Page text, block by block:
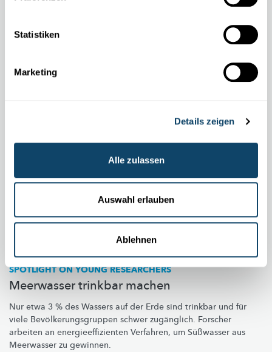
Statistiken
Marketing
Details zeigen
Alle zulassen
Auswahl erlauben
Ablehnen
Klimawandels vorhersagen
Stan Schymanski und sein Team untersuchen die Auswirkungen
des Klimawandels auf unsere
Hier spielt die
LIST
SPOTLIGHT ON YOUNG RESEARCHERS
Meerwasser trinkbar machen
Nur etwa 3 % des Wassers auf der Erde sind trinkbar und für
viele Bevölkerungsgruppen schwer zugänglich. Forscher
arbeiten an energieeffizienten Verfahren, um Süßwasser aus
Meerwasser zu gewinnen.